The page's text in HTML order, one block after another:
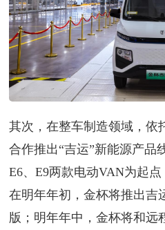
其次，在整车制造领域，依
合作推出“吉运”新能源产品
E6、E9两款电动VAN为起点
在明年年初，金杯将推出吉
版；明年年中，金杯将和远